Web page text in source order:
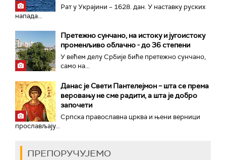
Рат у Украјини – 1628. дан. У наставку руских
напада...
Претежно сунчано, на истоку и југоистоку
променљиво облачно - до 36 степени
У већем делу Србије биће претежно сунчано,
само на...
Данас је Свети Пантелејмон – шта се према
веровању не сме радити, а шта је добро
започети
Српска православна црква и њени верници
прослављају...
ПРЕПОРУЧУЈЕМО